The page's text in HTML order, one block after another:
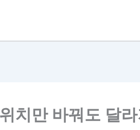
치만 바꿔도 달